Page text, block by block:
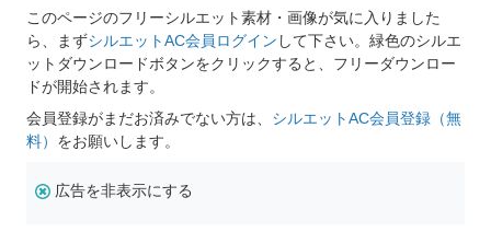
このページのフリーシルエット素材・画像が気に入りました
ら、まずシルエットAC会員ログイン して下さい。緑色のシルエ
ットダウンロードボタンをクリックすると、フリーダウンロー
ドが開始されます。
会員登録がまだお済みでない方は、 シルエットAC会員登録（無
料） をお願いします。
広告を非表示にする